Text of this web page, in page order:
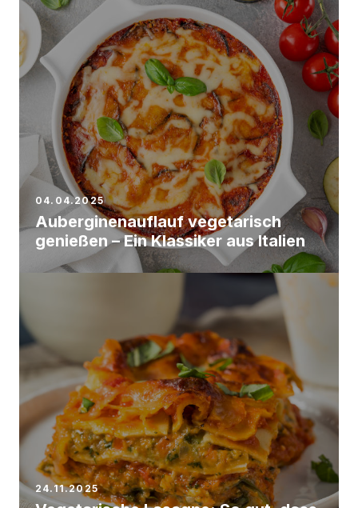
04.04.2025
Auberginenauflauf vegetarisch
genießen – Ein Klassiker aus Italien
24.11.2025